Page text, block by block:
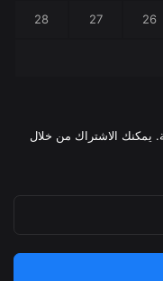
26
27
28
يمكنك الاشتراك من خلال